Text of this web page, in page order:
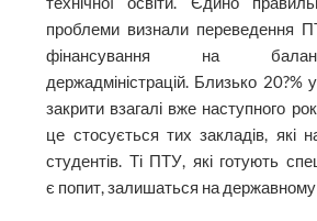
проблеми визнали переведення
фінансування на
держадміністрацій. Близько
закрити взагалі вже наступного
це стосується тих закладів, які
студентів. Ті ПТУ, які готують
є попит, залишаться на державному